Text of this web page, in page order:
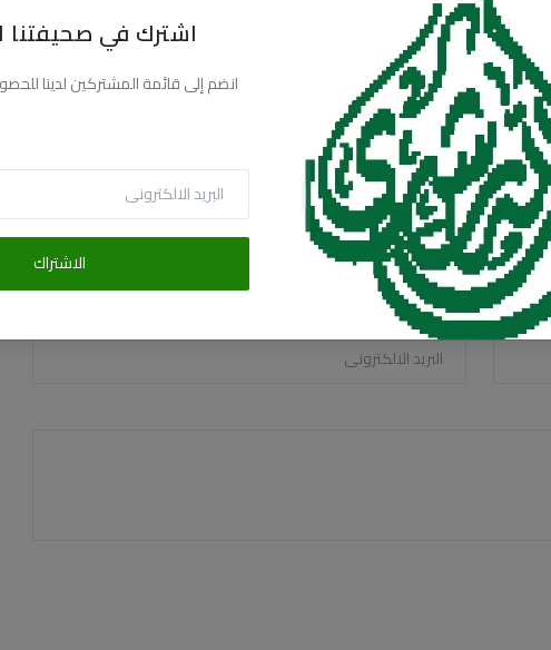
اشترك في صحيفتنا
انضم إلى قائمة المشتركين لدينا
الاشتراك
قبور الأولياء اللي في
52
كلنا بنكتئب وأنا زيكم!
181
69.1k
2k
البريد الالكترونى